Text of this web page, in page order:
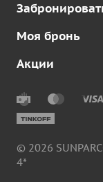
Моя бронь
Акции
© 2026
4*